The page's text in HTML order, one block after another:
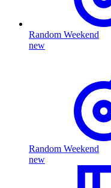
Random Weekend
new
Random Weekend
new